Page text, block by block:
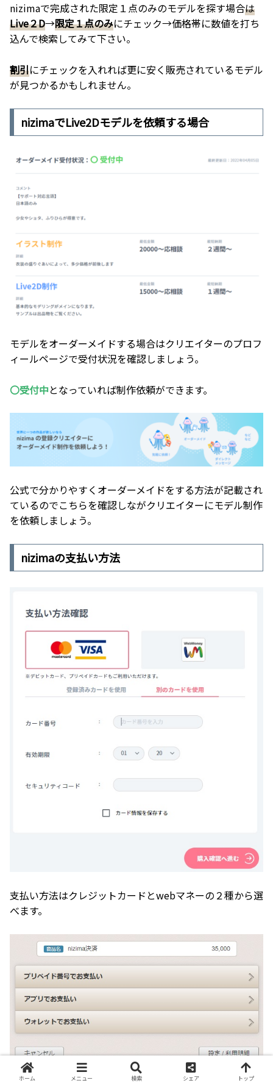
nizimaで完成された限定１点のみのモデルを探す場合は
Live２D→限定１点のみにチェック→価格帯に数値を打ち
込んで検索してみて下さい。
割引にチェックを入れれば更に安く販売されているモデル
が見つかるかもしれません。
nizimaでLive2Dモデルを依頼する場合
モデルをオーダーメイドする場合はクリエイターのプロフ
ィールページで受付状況を確認しましょう。
〇受付中となっていれば制作依頼ができます。
公式で分かりやすくオーダーメイドをする方法が記載され
ているのでこちらを確認しながクリエイターにモデル制作
を依頼しましょう。
nizimaの支払い方法
支払い方法はクレジットカードとwebマネーの２種から選
べます。
ホーム メニュー 検索 シェア トップ